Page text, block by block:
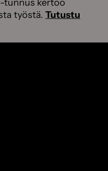
tunnus kertoo
työstä. Tutustu